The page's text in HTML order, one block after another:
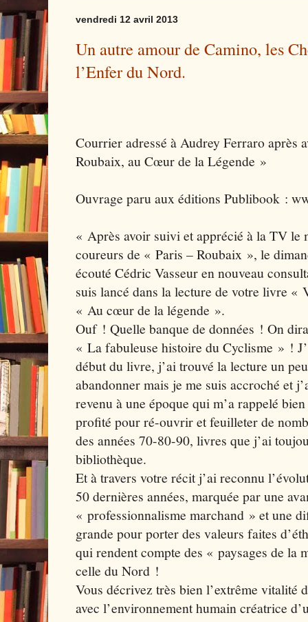
vendredi 12 avril 2013
Un autre amour de Camino, les
l’Enfer du Nord.
Courrier adressé à Audrey Ferraro après
Roubaix, au Cœur de la Légende »
Ouvrage paru aux éditions Publibook :
« Après avoir suivi et apprécié à la TV le
coureurs de « Paris – Roubaix », le
écouté Cédric Vasseur en nouveau
suis lancé dans la lecture de votre livre «
« Au cœur de la légende ».
Ouf ! Quelle banque de données ! On
« La fabuleuse histoire du Cyclisme » !
début du livre, j’ai trouvé la lecture un
abandonner mais je me suis accroché et
revenu à une époque qui m’a rappelé
profité pour ré-ouvrir et feuilleter de
des années 70-80-90, livres que j’ai
bibliothèque.
Et à travers votre récit j’ai reconnu
50 dernières années, marquée par une
« professionnalisme marchand » et une
grande pour porter des valeurs faites
qui rendent compte des « paysages de la
celle du Nord !
Vous décrivez très bien l’extrême vitalité
avec l’environnement humain créatrice